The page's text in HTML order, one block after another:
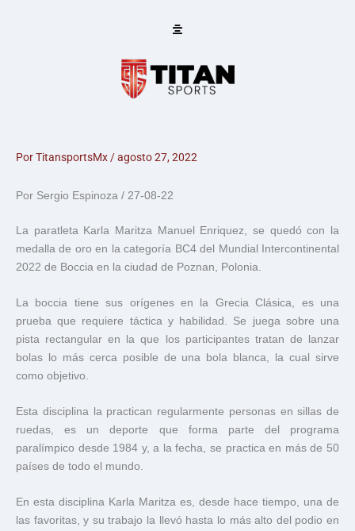
PorTitansportsMx /agosto 27, 2022
Por Sergio Espinoza / 27-08-22
La paratleta Karla Maritza Manuel Enriquez, se quedó con la
medalla de oro en la categoría BC4 del Mundial Intercontinental
2022 de Boccia en la ciudad de Poznan, Polonia.
La boccia tiene sus orígenes en la Grecia Clásica, es una
prueba que requiere táctica y habilidad. Se juega sobre una
pista rectangular en la que los participantes tratan de lanzar
bolas lo más cerca posible de una bola blanca, la cual sirve
como objetivo.
Esta disciplina la practican regularmente personas en sillas de
ruedas, es un deporte que forma parte del programa
paralímpico desde 1984 y, a la fecha, se practica en más de 50
países de todo el mundo.
En esta disciplina Karla Maritza es, desde hace tiempo, una de
las favoritas, y su trabajo la llevó hasta lo más alto del podio en